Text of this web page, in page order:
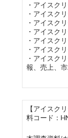
・アイスク
・アイスク
・アイスク
・アイスク
・アイスク
・アイスク
・アイスク
報、売上、
【アイスク
料コード：